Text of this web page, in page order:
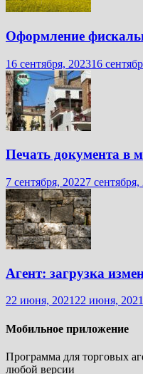
Оформление
16 сентября, 202316
Печать документа в
7 сентября, 20227 сентября,
Агент: загрузка
22 июня, 2021 22 июня, 2021
Мобильное приложение
Программа для торговых
любой версии